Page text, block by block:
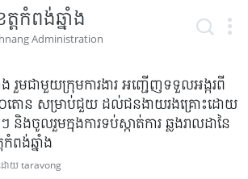
តកំពង់ឆ្នាំង
Administration
រួមជាមួយក្រុមការងារ អញ្ជើញទទួលអង្ករពី
ោន សម្រាប់ជួយ ដល់ជនងាយរងគ្រោះដោយ
និងចូលរួមក្នុងការទប់ស្កាត់ការ ឆ្លងរាលដានៃ
ពង់ឆ្នាំង
ោយtaravong